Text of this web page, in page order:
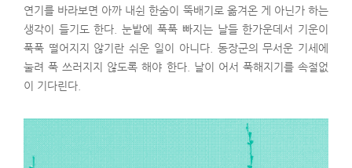
연기를 바라보면 아까 내쉰 한숨이 뚝배기로 옮겨온 게 아닌가 하는
생각이 들기도 한다. 눈밭에 푹푹 빠지는 날들 한가운데서 기운이
푹푹 떨어지지 않기란 쉬운 일이 아니다. 동장군의 무서운 기세에
눌려 푹 쓰러지지 않도록 해야 한다. 날이 어서 푹해지기를 속절없
이 기다린다.